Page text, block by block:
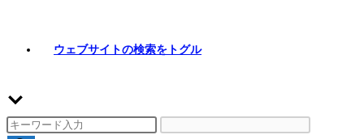
ウェブサイトの検索をトグル